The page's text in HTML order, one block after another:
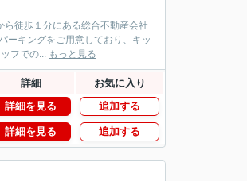
徒歩１分にある総合不動産会社
ーキングをご用意しており、キッ
フでの... もっと見る
詳細 お気に入り
詳細を見る 追加する
詳細を見る 追加する